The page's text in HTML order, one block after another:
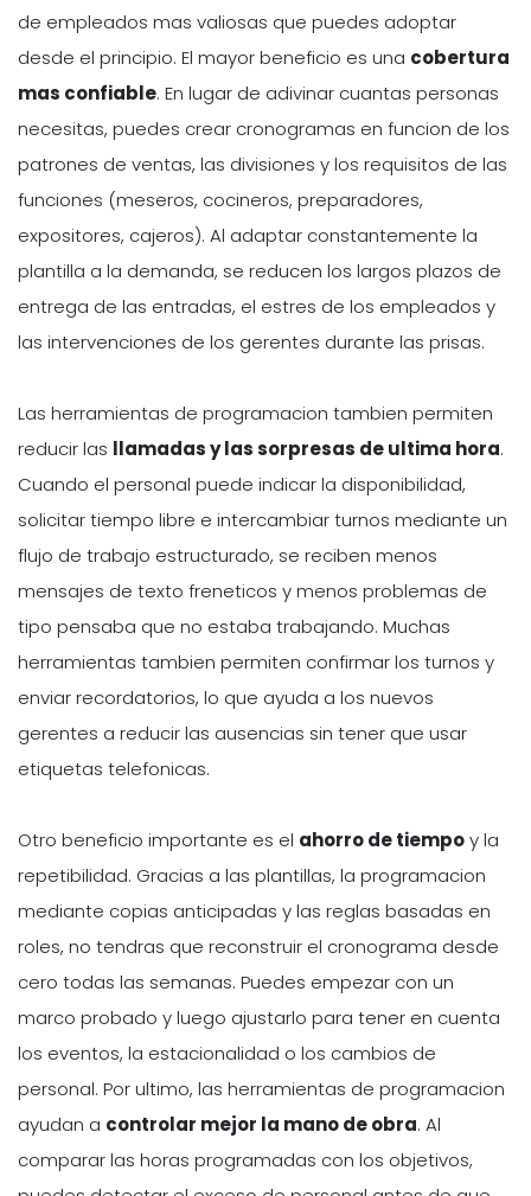
de empleados mas valiosas que puedes adoptar
desde el principio. El mayor beneficio es una cobertura
mas confiable. En lugar de adivinar cuantas personas
necesitas, puedes crear cronogramas en funcion de los
patrones de ventas, las divisiones y los requisitos de las
funciones (meseros, cocineros, preparadores,
expositores, cajeros). Al adaptar constantemente la
plantilla a la demanda, se reducen los largos plazos de
entrega de las entradas, el estres de los empleados y
las intervenciones de los gerentes durante las prisas.
Las herramientas de programacion tambien permiten
reducir las llamadas y las sorpresas de ultima hora.
Cuando el personal puede indicar la disponibilidad,
solicitar tiempo libre e intercambiar turnos mediante un
flujo de trabajo estructurado, se reciben menos
mensajes de texto freneticos y menos problemas de
tipo pensaba que no estaba trabajando. Muchas
herramientas tambien permiten confirmar los turnos y
enviar recordatorios, lo que ayuda a los nuevos
gerentes a reducir las ausencias sin tener que usar
etiquetas telefonicas.
Otro beneficio importante es el ahorro de tiempoy la
repetibilidad. Gracias a las plantillas, la programacion
mediante copias anticipadas y las reglas basadas en
roles, no tendras que reconstruir el cronograma desde
cero todas las semanas. Puedes empezar con un
marco probado y luego ajustarlo para tener en cuenta
los eventos, la estacionalidad o los cambios de
personal. Por ultimo, las herramientas de programacion
ayudan a controlar mejor la mano de obra. Al
comparar las horas programadas con los objetivos,